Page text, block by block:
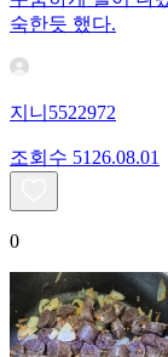
숙한듯 했다.
지니5522972
조회수 51 26.08.01
0